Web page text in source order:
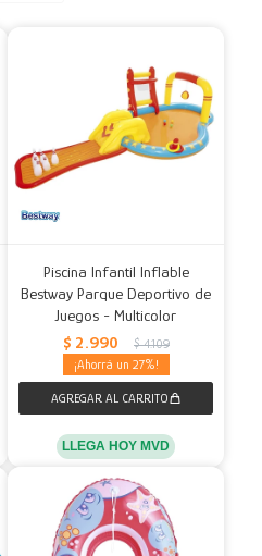
Piscina Infantil Inflable
Bestway Parque Deportivo de
Juegos - Multicolor
$ 2.990 $ 4.109
27
LLEGA HOY MVD